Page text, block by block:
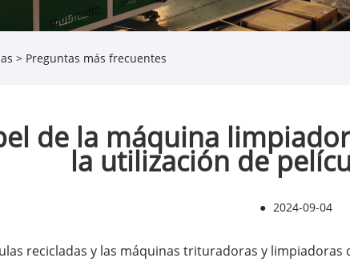
> Preguntas más frecuentes
de la máquina
la utilización de
● 2024-09-04
recicladas y las máquinas trituradoras y